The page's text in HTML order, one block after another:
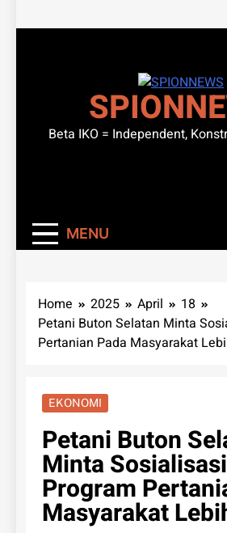
Beta IKO = Independent,
MENU
Home 2025 April
18
Petani Buton Selatan Minta
Pertanian Pada Masyarakat
EKONOMI
Petani Buton
Minta Sosialisasi
Program
Masyarakat